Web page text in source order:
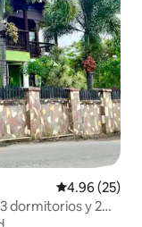
Calificación
4.96 (25)
dormitorios y 2